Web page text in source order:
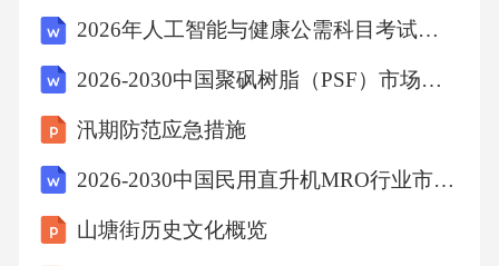
花的食用部分是花球。故选D。
考点：生物常识7、宋代名人范仲淹的《岳阳楼
记》中，脍炙人口的一句是（）
A、落霞与孤鹜齐飞，秋水共长天一色
2026年人工智能与健康公需科目考试题题库及参考答案
2026-2030中国聚砜树脂（PSF）市场供需现状与经营效益分析报告
汛期防范应急措施
2026-2030中国民用直升机MRO行业市场发展趋势与前景展望战略分析研究报告
山塘街历史文化概览